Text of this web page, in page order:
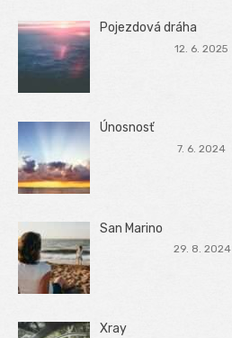
Pojezdová dráha
12. 6. 2025
Únosnosť
7. 6. 2024
San Marino
29. 8. 2024
Xray